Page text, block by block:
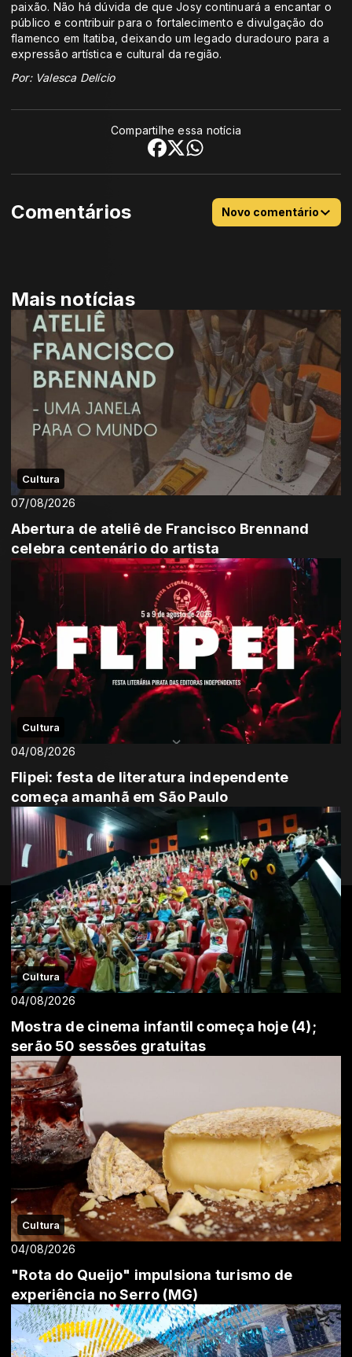
paixão. Não há dúvida de que Josy continuará a encantar o
público e contribuir para o fortalecimento e divulgação do
flamenco em Itatiba, deixando um legado duradouro para a
expressão artística e cultural da região.
Por: Valesca Delício
Compartilhe essa notícia
Comentários Novo comentário
Mais notícias
Cultura
07/08/2026
Abertura de ateliê de Francisco Brennand
celebra centenário do artista
Cultura
04/08/2026
Flipei: festa de literatura independente
começa amanhã em São Paulo
Cultura
04/08/2026
Mostra de cinema infantil começa hoje (4);
serão 50 sessões gratuitas
Cultura
04/08/2026
"Rota do Queijo" impulsiona turismo de
experiência no Serro (MG)